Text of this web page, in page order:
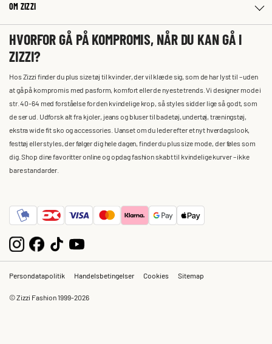
OM ZIZZI
HVORFOR GÅ PÅ KOMPROMIS, NÅR DU KAN GÅ I
ZIZZI?
Hos Zizzi finder du plus size tøj til kvinder, der vil klæde sig, som de har lyst til – uden
at gå på kompromis med pasform, komfort eller de nyeste trends. Vi designer mode i
str. 40-64 med forståelse for den kvindelige krop, så styles sidder lige så godt, som
de ser ud. Udforsk alt fra kjoler, jeans og bluser til badetøj, undertøj, træningstøj,
ekstra wide fit sko og accessories. Uanset om du leder efter et nyt hverdagslook,
festtøj eller styles, der følger dig hele dagen, finder du plus size mode, der føles som
dig. Shop dine favoritter online og opdag fashion skabt til kvindelige kurver – ikke
bare standarder.
Persondatapolitik Handelsbetingelser Cookies Sitemap
© Zizzi Fashion 1999-2026